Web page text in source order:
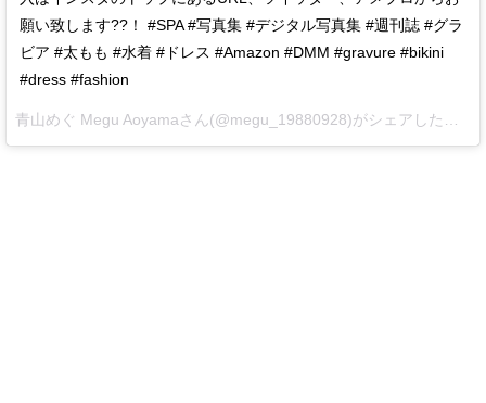
願い致します??！ #SPA #写真集 #デジタル写真集 #週刊誌 #グラ
ビア #太もも #水着 #ドレス #Amazon #DMM #gravure #bikini
#dress #fashion
青山めぐ Megu Aoyamaさん(@megu_19880928)がシェアした投稿 -